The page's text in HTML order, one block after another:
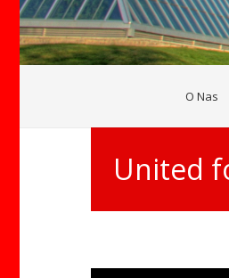
O Nas
United